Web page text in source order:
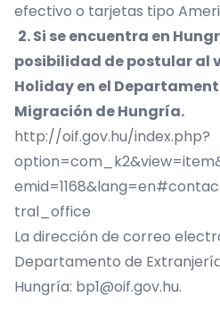
efectivo o tarjetas tipo
2. Si se encuentra en
posibilidad de postular al
Holiday en el
Migración de Hungría.
http://oif.gov.hu/index.php?
tral_office
La dirección de correo
Departamento de
Hungría: bp1@oif.gov.hu.